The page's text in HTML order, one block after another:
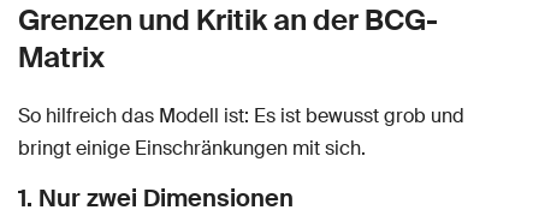
Grenzen und Kritik an der BCG-
Matrix
So hilfreich das Modell ist: Es ist bewusst grob und
bringt einige Einschränkungen mit sich.
1. Nur zwei Dimensionen